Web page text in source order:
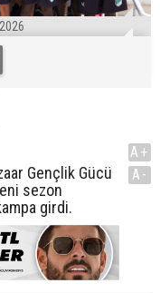
Gençlik Gücü
sezon
girdi.
A+
A-